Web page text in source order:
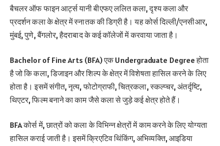
बैचलर ऑफ फाइन आर्ट्स यानी बीएफए ललित कला, दृश्य कला और
प्रदर्शन कला के क्षेत्र में स्नातक की डिग्री है। यह कोर्स दिल्ली/एनसीआर,
मुंबई, पुणे, बैंगलोर, हैदराबाद के कई कॉलेजों में करवाया जाता है।
Bachelor of Fine Arts (BFA) एक Undergraduate Degree होता
है जो कि कला, डिजाइन और शिल्प के क्षेत्र में विशेषता हासिल करने के लिए
होता है। इसमें संगीत, नृत्य, फोटोग्राफी, चित्रकला, स्कल्प्चर, अंतर्दृष्टि,
थिएटर, फिल्म बनाने का काम जैसे कला से जुड़े कई क्षेत्र होते हैं।
BFA कोर्स में, छात्रों को कला के विभिन्न क्षेत्रों में काम करने के लिए योग्यता
हासिल कराई जाती है। इसमें क्रिएटिव थिंकिंग, अभिव्यक्ति, आइडिया